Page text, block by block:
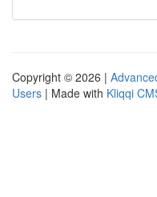
Copyright © 2026 |
Users | Made with Kliqqi